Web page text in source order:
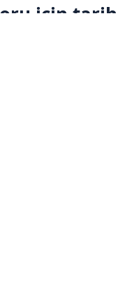
için tarih